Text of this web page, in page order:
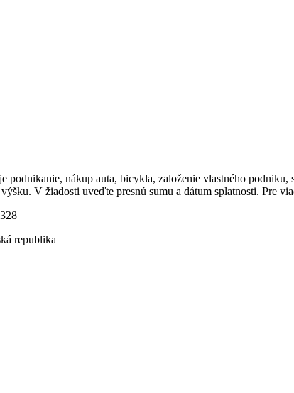
podnikanie, nákup auta, bicykla, založenie vlastného
V žiadosti uveďte presnú sumu a dátum splatnosti. Pre
republika